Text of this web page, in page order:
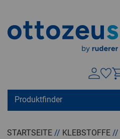
Springen zu
Tastaturkurzbefehle
STARTSEITE // KLEBSTOFFE //